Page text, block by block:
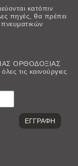
κατόπιν
πηγές, θα πρέπει
ΟΡΘΟΔΟΞΙΑΣ
τις καινούργιες